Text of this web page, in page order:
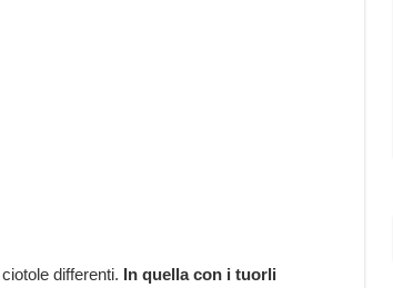
differenti. In quella con i tuorli